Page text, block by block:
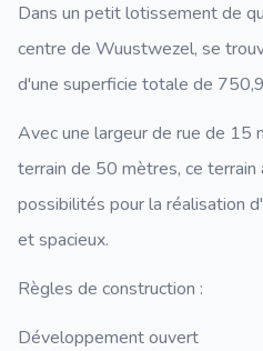
Dans un petit lotissement de
centre de Wuustwezel, se
d'une superficie totale de
Avec une largeur de rue de 15
terrain de 50 mètres, ce
possibilités pour la réalisation
et spacieux.
Règles de construction :
Développement ouvert